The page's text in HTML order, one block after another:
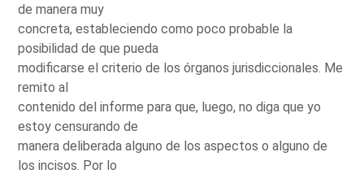
de manera muy
concreta, estableciendo como poco probable la
posibilidad de que pueda
modificarse el criterio de los órganos jurisdiccionales. Me
remito al
contenido del informe para que, luego, no diga que yo
estoy censurando de
manera deliberada alguno de los aspectos o alguno de
los incisos. Por lo